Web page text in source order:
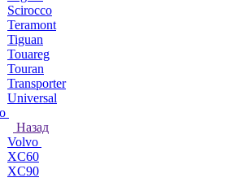
Scirocco
Teramont
Tiguan
Touareg
Touran
Transporter
Universal
Назад
Volvo
XC60
XC90